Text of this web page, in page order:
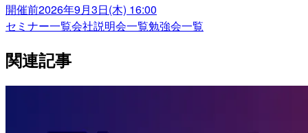
開催前2026年9月3日(木) 16:00
セミナー一覧会社説明会一覧勉強会一覧
関連記事